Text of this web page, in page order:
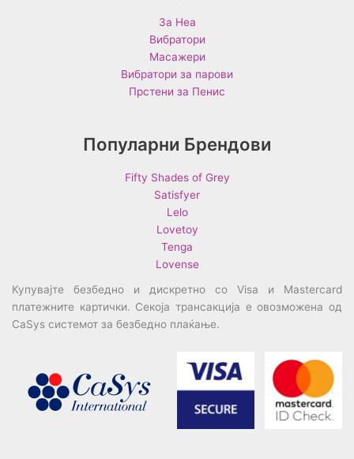
За Неа
Вибратори
Масажери
Вибратори за парови
Прстени за Пенис
Популарни Брендови
Fifty Shades of Grey
Satisfyer
Lelo
Lovetoy
Tenga
Lovense
Купувајте безбедно и дискретно со Visa и Mastercard
платежните картички. Секоја трансакција е овозможена од
CaSys системот за безбедно плаќање.